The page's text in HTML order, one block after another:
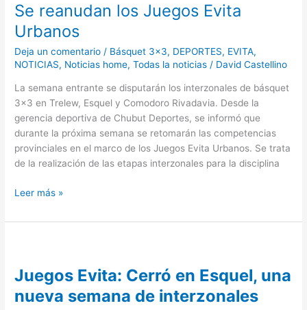
Se reanudan los Juegos Evita
Urbanos
Deja un comentario / Básquet 3x3, DEPORTES, EVITA,
NOTICIAS, Noticias home,Todas la noticias / David Castellino
La semana entrante se disputarán los interzonales de básquet
3×3 en Trelew, Esquel y Comodoro Rivadavia. Desde la
gerencia deportiva de Chubut Deportes, se informó que
durante la próxima semana se retomarán las competencias
provinciales en el marco de los Juegos Evita Urbanos. Se trata
de la realización de las etapas interzonales para la disciplina
los
Juegos
Evita
Urbanos
Leer más »
Juegos Evita: Cerró en Esquel, una
nueva semana de interzonales
Cerró
Esquel,